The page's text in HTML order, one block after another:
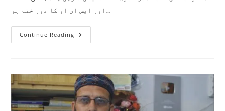
اور ایس ای او کا دور ختم ہو…
Continue Reading GEO
اور